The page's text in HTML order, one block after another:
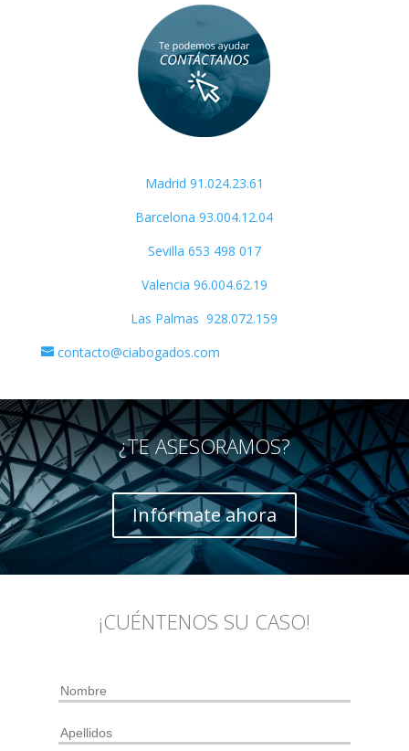
Madrid 91.024.23.61
Barcelona 93.004.12.04
Sevilla 653 498 017
Valencia 96.004.62.19
Las Palmas 928.072.159
contacto@ciabogados.com
¿TE ASESORAMOS?
Infórmate ahora
¡CUÉNTENOS SU CASO!